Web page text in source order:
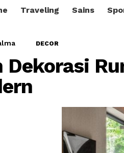
Traveling Sains
DECOR
Dekorasi